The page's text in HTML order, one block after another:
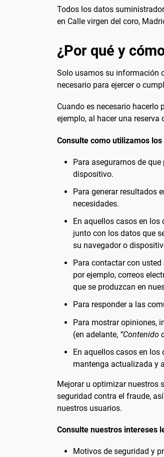
Todos los datos
en Calle virgen del coro,
¿Por qué y
Solo usamos su información
necesario para ejercer o
Cuando es necesario
ejemplo, al hacer una reserva
Consulte como utilizamos
Para asegurarnos de
dispositivo.
Para generar resultados
necesidades.
En aquellos casos en los
junto con los datos que
su navegador o
Para contactar con
por ejemplo, correos
que se produzcan en
Para responder a las
Para mostrar opiniones,
(en adelante, “Contenido
En aquellos casos en
mantenga actualizada y
Mejorar u optimizar nuestros
seguridad contra el fraude,
nuestros usuarios.
Consulte nuestros intereses
Motivos de seguridad y